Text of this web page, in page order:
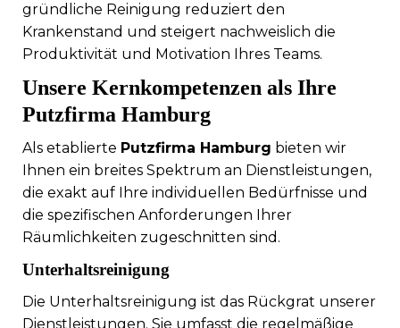
gründliche Reinigung reduziert den
Krankenstand und steigert nachweislich die
Produktivität und Motivation Ihres Teams.
Unsere Kernkompetenzen als Ihre
Putzfirma Hamburg
Als etablierte Putzfirma Hamburg bieten wir
Ihnen ein breites Spektrum an Dienstleistungen,
die exakt auf Ihre individuellen Bedürfnisse und
die spezifischen Anforderungen Ihrer
Räumlichkeiten zugeschnitten sind.
Unterhaltsreinigung
Die Unterhaltsreinigung ist das Rückgrat unserer
Dienstleistungen. Sie umfasst die regelmäßige